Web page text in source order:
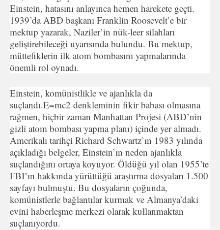
Einstein, hatasını anlayınca hemen harekete geçti.
1939’da ABD başkanı Franklin Roosevelt’e bir
mektup yazarak, Naziler’in nük-leer silahları
geliştirebileceği uyarısında bulundu. Bu mektup,
müttefiklerin ilk atom bombasını yapmalarında
önemli rol oynadı.
Einstein, komünistlikle ve ajanlıkla da
suçlandı.E=mc2 denkleminin fikir babası olmasına
rağmen, hiçbir zaman Manhattan Projesi (ABD’nin
gizli atom bombası yapma planı) içinde yer almadı.
Amerikalı tarihçi Richard Schwartz’ın 1983 yılında
açıkladığı belgeler, Einstein’ın neden ajanlıkla
suçlandığını ortaya koyuyor. Öldüğü yıl olan 1955’te
FBI’ın hakkında yürüttüğü araştırma dosyaları 1.500
sayfayı bulmuştu. Bu dosyaların çoğunda,
komünistlerle bağlantılar kurmak ve Almanya’daki
evini haberleşme merkezi olarak kullanmaktan
suçlanıyordu.